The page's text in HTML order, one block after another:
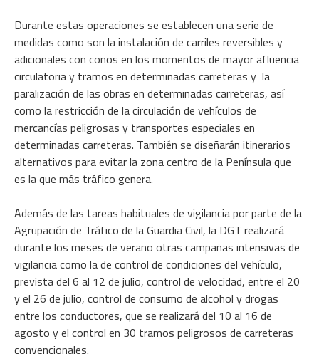
Durante estas operaciones se establecen una serie de
medidas como son la instalación de carriles reversibles y
adicionales con conos en los momentos de mayor afluencia
circulatoria y tramos en determinadas carreteras y la
paralización de las obras en determinadas carreteras, así
como la restricción de la circulación de vehículos de
mercancías peligrosas y transportes especiales en
determinadas carreteras. También se diseñarán itinerarios
alternativos para evitar la zona centro de la Península que
es la que más tráfico genera.
Además de las tareas habituales de vigilancia por parte de la
Agrupación de Tráfico de la Guardia Civil, la DGT realizará
durante los meses de verano otras campañas intensivas de
vigilancia como la de control de condiciones del vehículo,
prevista del 6 al 12 de julio, control de velocidad, entre el 20
y el 26 de julio, control de consumo de alcohol y drogas
entre los conductores, que se realizará del 10 al 16 de
agosto y el control en 30 tramos peligrosos de carreteras
convencionales.